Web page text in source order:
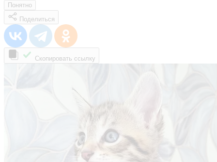
Понятно
Поделиться
Скопировать ссылку